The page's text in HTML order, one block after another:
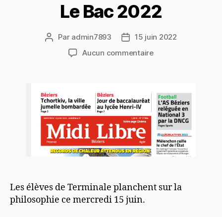
Le Bac 2022
Par admin7893
15 juin 2022
Aucun commentaire
Les élèves de Terminale planchent sur la
philosophie ce mercredi 15 juin.